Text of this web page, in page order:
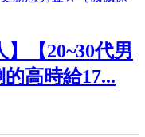
】【20~30代男
高時給17...